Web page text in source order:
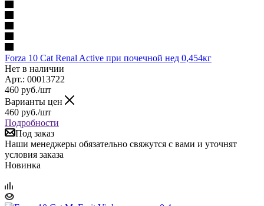
Forza 10 Cat Renal Active при почечной нед 0,454кг
Нет в наличии
Арт.: 00013722
460 руб./шт
Варианты цен
460 руб./шт
Подробности
Под заказ
Наши менеджеры обязательно свяжутся с вами и уточнят
условия заказа
Новинка